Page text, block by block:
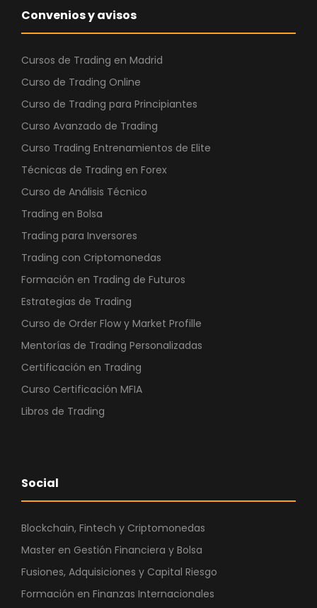
Convenios y avisos
Cursos de Trading en Madrid
Curso de Trading Online
Curso de Trading para Principiantes
Curso Avanzado de Trading
Curso Trading Entrenamientos de Elite
Técnicas de Trading en Forex
Curso de Análisis Técnico
Trading en Bolsa
Trading para Inversores
Trading con Criptomonedas
Formación en Trading de Futuros
Estrategias de Trading
Curso de Order Flow y Market Profille
Mentorías de Trading Personalizadas
Certificación en Trading
Curso Certificación MFIA
Libros de Trading
Social
Blockchain, Fintech y Criptomonedas
Master en Gestión Financiera y Bolsa
Fusiones, Adquisiciones y Capital Riesgo
Formación en Finanzas Internacionales